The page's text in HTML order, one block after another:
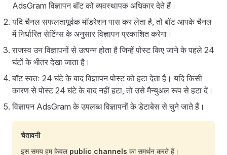
AdsGram विज्ञापन बॉट को व्यवस्थापक अधिकार देते हैं।
यदि चैनल सफलतापूर्वक मॉडरेशन पास कर लेता है, तो बॉट आपके चैनल
में निर्धारित सेटिंग्स के अनुसार विज्ञापन प्रकाशित करेगा।
राजस्व उन विज्ञापनों से उत्पन्न होता है जिन्हें पोस्ट किए जाने के पहले 24
घंटों के भीतर देखा जाता है।
बॉट स्वतः 24 घंटे के बाद विज्ञापन पोस्ट को हटा देता है। यदि किसी
कारण से पोस्ट 24 घंटे के बाद नहीं हटा, तो उसे मैन्युअल रूप से हटा दें।
विज्ञापन AdsGram के उपलब्ध विज्ञापनों के डेटाबेस से चुने जाते हैं।
चेतावनी
इस समय हम केवल public channels का समर्थन करते हैं।